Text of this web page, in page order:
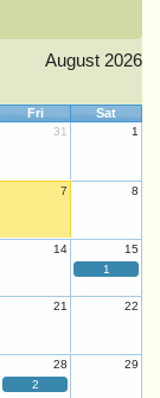
August 2026
Fri Sat
31 1
7 8
14
15
1
21
22
28
29
2